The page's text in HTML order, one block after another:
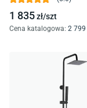
1 835zł/szt
Cena katalogowa: 2 799